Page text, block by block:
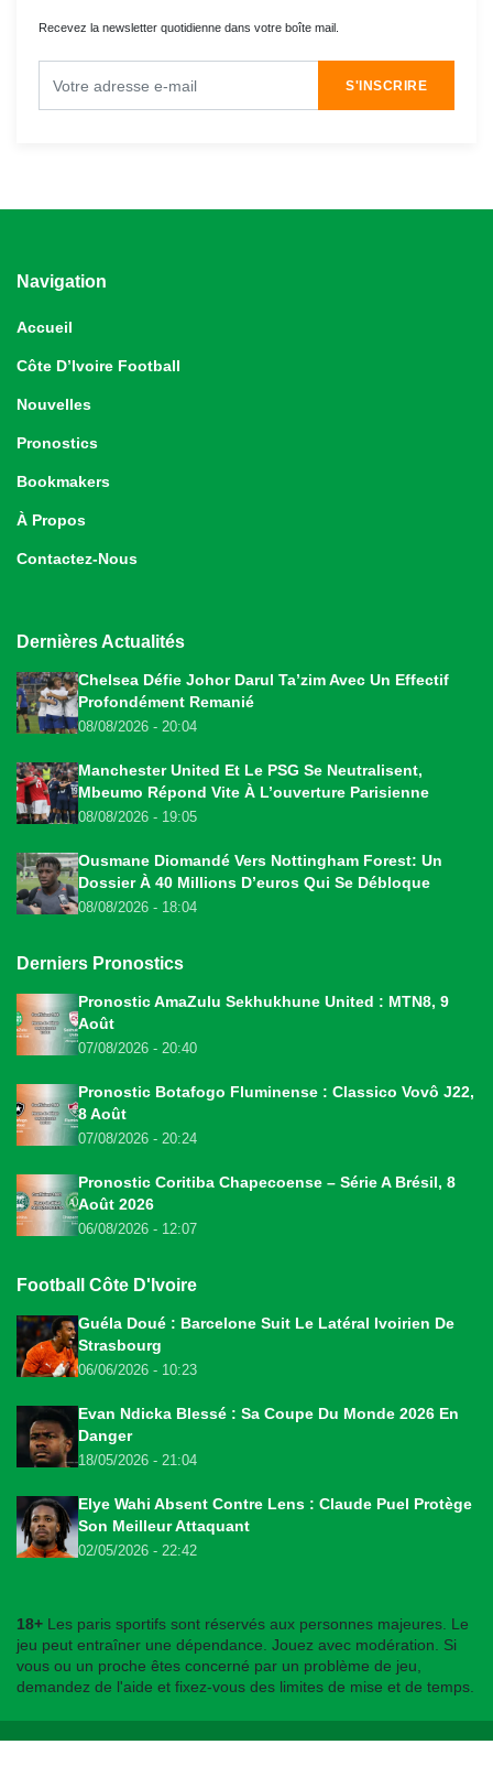
Recevez la newsletter quotidienne dans votre boîte mail.
S'INSCRIRE
Navigation
Accueil
Côte D’Ivoire Football
Nouvelles
Pronostics
Bookmakers
À Propos
Contactez-Nous
Dernières Actualités
Chelsea Défie Johor Darul Ta’zim Avec Un Effectif
Profondément Remanié
08/08/2026 - 20:04
Manchester United Et Le PSG Se Neutralisent,
Mbeumo Répond Vite À L’ouverture Parisienne
08/08/2026 - 19:05
Ousmane Diomandé Vers Nottingham Forest: Un
Dossier À 40 Millions D’euros Qui Se Débloque
08/08/2026 - 18:04
Derniers Pronostics
Pronostic AmaZulu Sekhukhune United : MTN8, 9
Août
07/08/2026 - 20:40
Pronostic Botafogo Fluminense : Classico Vovô J22,
8 Août
07/08/2026 - 20:24
Pronostic Coritiba Chapecoense – Série A Brésil, 8
Août 2026
06/08/2026 - 12:07
Football Côte D'Ivoire
Guéla Doué : Barcelone Suit Le Latéral Ivoirien De
Strasbourg
06/06/2026 - 10:23
Evan Ndicka Blessé : Sa Coupe Du Monde 2026 En
Danger
18/05/2026 - 21:04
Elye Wahi Absent Contre Lens : Claude Puel Protège
Son Meilleur Attaquant
02/05/2026 - 22:42
18+ Les paris sportifs sont réservés aux personnes majeures. Le
jeu peut entraîner une dépendance. Jouez avec modération. Si
vous ou un proche êtes concerné par un problème de jeu,
demandez de l'aide et fixez-vous des limites de mise et de temps.